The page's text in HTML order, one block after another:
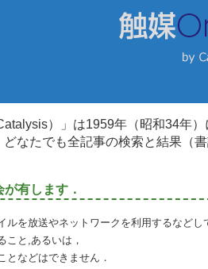
）」は1959年（昭和34年
なたでも全記事の検索と結果（
有します．
ルを放送やネットワークを利用するなど
こと,あるいは，
となどはできません．